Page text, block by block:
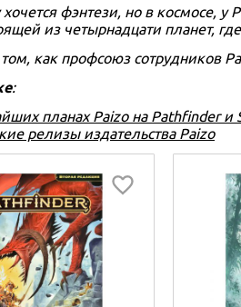
фэнтези, но в космосе, у
из четырнадцати планет,
том, как профсоюз сотрудников
:
планах Paizo на Pathfinder и
релизы издательства Paizo